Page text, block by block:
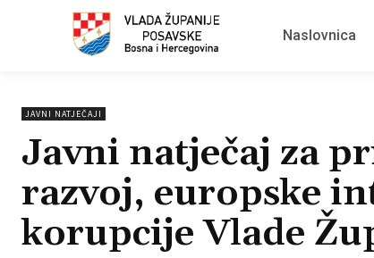
Naslovnica
JAVNI NATJEČAJI
Javni natječaj za
razvoj, europske
korupcije Vlade